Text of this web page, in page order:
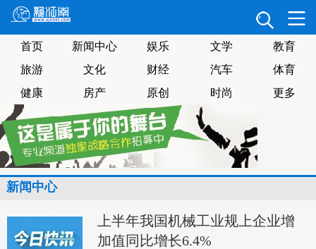
首页 新闻中心 娱乐 文学
教育
旅游
文化 财经 汽车
体育
健康
房产 原创 时尚 更多
新闻中心
上半年我国机械工业规上企业增
加值同比增长6.4%